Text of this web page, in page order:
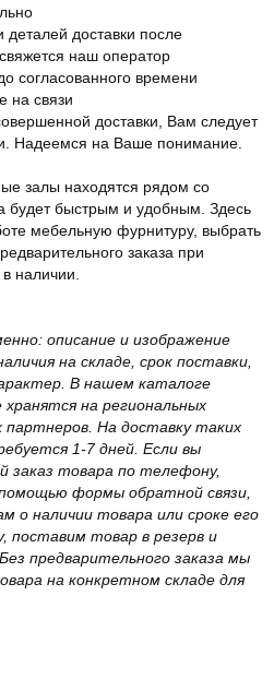
доставки после
наш оператор
согласованного времени
на связи
доставки, Вам следует
Надеемся на Ваше понимание.
залы находятся рядом со
будет быстрым и удобным. Здесь
мебельную фурнитуру, выбрать
заказа при
наличии.
описание и изображение
на складе, срок поставки,
В нашем каталоге
на региональных
партнеров. На доставку таких
1-7 дней. Если вы
заказ товара по телефону,
формы обратной связи,
о наличии товара или сроке его
поставим товар в резерв и
предварительного заказа мы
на конкретном складе для